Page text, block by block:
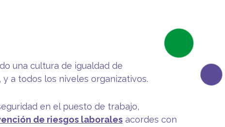
una cultura de igualdad de
a todos los niveles organizativos.
en el puesto de trabajo,
de riesgos laborales acordes con